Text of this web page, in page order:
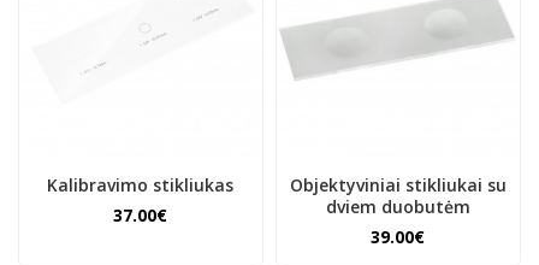
Kalibravimo stikliukas
37.00€
Objektyviniai stikliukai su
dviem duobutėm
39.00€